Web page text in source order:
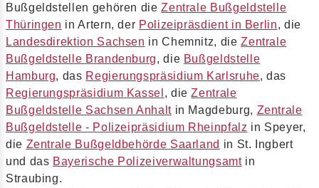
Bußgeldstellen gehören dieZentrale Bußgeldstelle
Thüringen in Artern, der Polizeipräsdient in Berlin, die
Landesdirektion Sachsen in Chemnitz, dieZentrale
Bußgeldstelle Brandenburg, die Bußgeldstelle
Hamburg, das Regierungspräsidium Karlsruhe, das
Regierungspräsidium Kassel , dieZentrale
Bußgeldstelle Sachsen Anhaltin Magdeburg, Zentrale
Bußgeldstelle - Polizeipräsidium Rheinpfalz in Speyer,
die Zentrale Bußgeldbehörde Saarland in St. Ingbert
und das Bayerische Polizeiverwaltungsamtin
Straubing.